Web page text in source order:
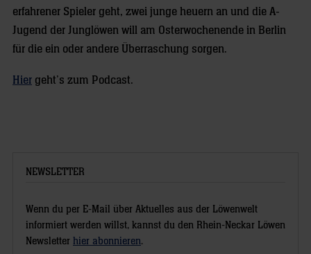
erfahrener Spieler geht, zwei junge heuern an und die A-
Jugend der Junglöwen will am Osterwochenende in Berlin
für die ein oder andere Überraschung sorgen.
Hier geht’s zum Podcast.
NEWSLETTER
Wenn du per E-Mail über Aktuelles aus der Löwenwelt
informiert werden willst, kannst du den Rhein-Neckar Löwen
Newsletter hier abonnieren.